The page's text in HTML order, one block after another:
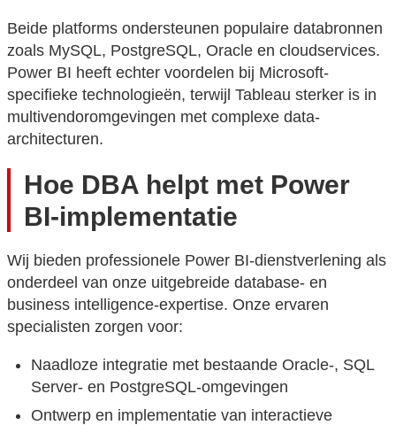
Beide platforms ondersteunen populaire databronnen
zoals MySQL, PostgreSQL, Oracle en cloudservices.
Power BI heeft echter voordelen bij Microsoft-
specifieke technologieën, terwijl Tableau sterker is in
multivendoromgevingen met complexe data-
architecturen.
Hoe DBA helpt met Power
BI-implementatie
Wij bieden professionele Power BI-dienstverlening als
onderdeel van onze uitgebreide database- en
business intelligence-expertise. Onze ervaren
specialisten zorgen voor:
Naadloze integratie met bestaande Oracle-, SQL
Server- en PostgreSQL-omgevingen
Ontwerp en implementatie van interactieve